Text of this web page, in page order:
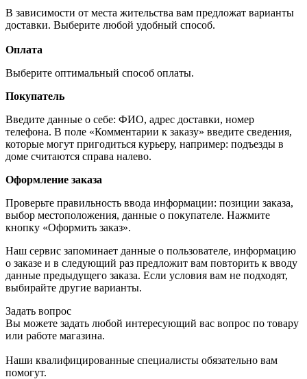
В зависимости от места жительства вам предложат варианты
доставки. Выберите любой удобный способ.
Оплата
Выберите оптимальный способ оплаты.
Покупатель
Введите данные о себе: ФИО, адрес доставки, номер
телефона. В поле «Комментарии к заказу» введите сведения,
которые могут пригодиться курьеру, например: подъезды в
доме считаются справа налево.
Оформление заказа
Проверьте правильность ввода информации: позиции заказа,
выбор местоположения, данные о покупателе. Нажмите
кнопку «Оформить заказ».
Наш сервис запоминает данные о пользователе, информацию
о заказе и в следующий раз предложит вам повторить к вводу
данные предыдущего заказа. Если условия вам не подходят,
выбирайте другие варианты.
Задать вопрос
Вы можете задать любой интересующий вас вопрос по товару
или работе магазина.
Наши квалифицированные специалисты обязательно вам
помогут.